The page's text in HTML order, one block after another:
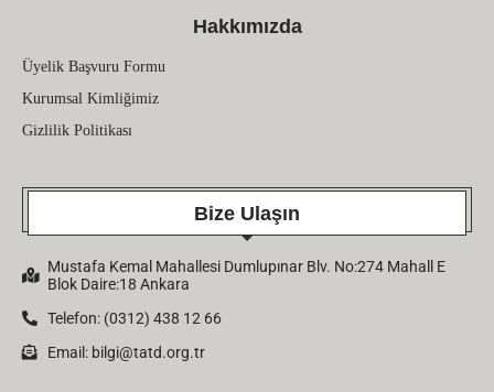
Hakkımızda
Üyelik Başvuru Formu
Kurumsal Kimliğimiz
Gizlilik Politikası
Bize Ulaşın
Mustafa Kemal Mahallesi Dumlupınar Blv. No:274 Mahall E
Blok Daire:18 Ankara
Telefon: (0312) 438 12 66
Email: bilgi@tatd.org.tr